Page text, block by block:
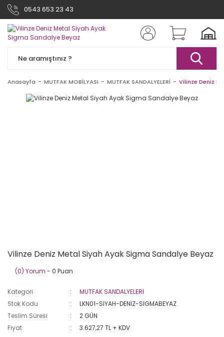
0543 653 23 43
Anasayfa MUTFAK MOBİLYASI MUTFAK SANDALYELERİ Vilinze Deniz
Vilinze Deniz Metal Siyah Ayak Sigma Sandalye Beyaz
(0) Yorum - 0 Puan
Kategori
MUTFAK SANDALYELERİ
Stok Kodu
LKN01-SİYAH-DENİZ-SİGMABEYAZ
Teslim Süresi
2 GÜN
Fiyat
3.627,27 TL + KDV